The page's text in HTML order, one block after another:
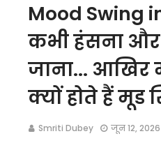
Mood Swing
कभी हंसना और
जाना... आखिर
क्यों होते हैं मूड
Smriti Dubey जून 12, 2026